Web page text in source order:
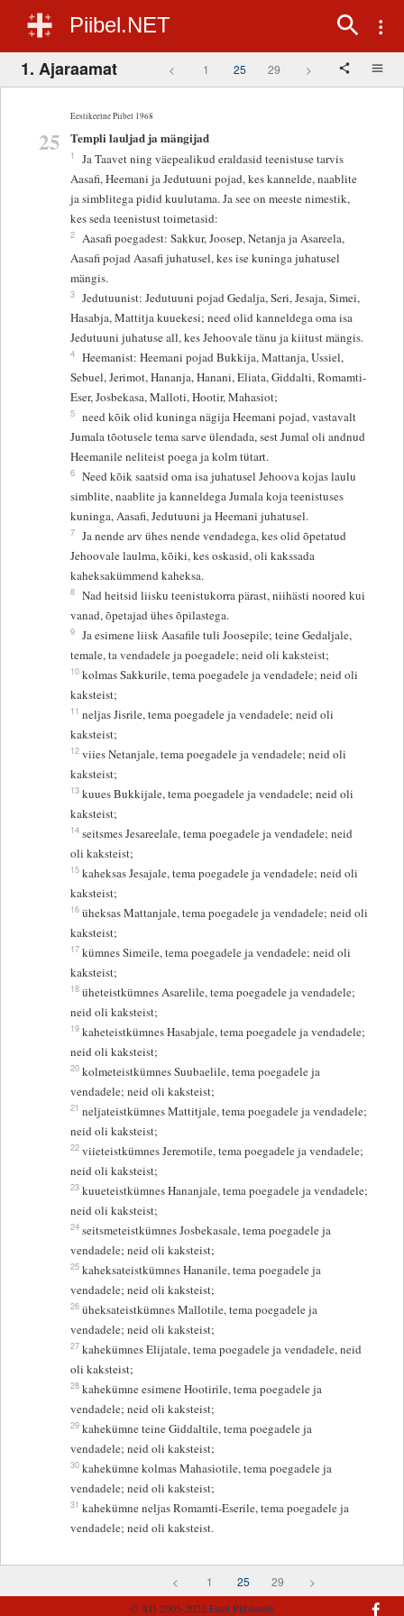
Piibel.NET
1. Ajaraamat < 1 25 29 >
Eestikeelne Piibel 1968
25 Templi lauljad ja mängijad
1
Ja Taavet ning väepealikud eraldasid teenistuse tarvis
Aasafi, Heemani ja Jedutuuni pojad, kes kannelde, naablite
ja simblitega pidid kuulutama. Ja see on meeste nimestik,
kes seda teenistust toimetasid:
2 Aasafi poegadest: Sakkur, Joosep, Netanja ja Asareela,
Aasafi pojad Aasafi juhatusel, kes ise kuninga juhatusel
mängis.
3 Jedutuunist: Jedutuuni pojad Gedalja, Seri, Jesaja, Simei,
Hasabja, Mattitja kuuekesi; need olid kanneldega oma isa
Jedutuuni juhatuse all, kes Jehoovale tänu ja kiitust mängis.
4 Heemanist: Heemani pojad Bukkija, Mattanja, Ussiel,
Sebuel, Jerimot, Hananja, Hanani, Eliata, Giddalti, Romamti-
Eser, Josbekasa, Malloti, Hootir, Mahasiot;
5 need kõik olid kuninga nägija Heemani pojad, vastavalt
Jumala tõotusele tema sarve ülendada, sest Jumal oli andnud
Heemanile neliteist poega ja kolm tütart.
6 Need kõik saatsid oma isa juhatusel Jehoova kojas laulu
simblite, naablite ja kanneldega Jumala koja teenistuses
kuninga, Aasafi, Jedutuuni ja Heemani juhatusel.
7 Ja nende arv ühes nende vendadega, kes olid õpetatud
Jehoovale laulma, kõiki, kes oskasid, oli kakssada
kaheksakümmend kaheksa.
8 Nad heitsid liisku teenistukorra pärast, niihästi noored kui
vanad, õpetajad ühes õpilastega.
9 Ja esimene liisk Aasafile tuli Joosepile; teine Gedaljale,
temale, ta vendadele ja poegadele; neid oli kaksteist;
10 kolmas Sakkurile, tema poegadele ja vendadele; neid oli
kaksteist;
11 neljas Jisrile, tema poegadele ja vendadele; neid oli
kaksteist;
12 viies Netanjale, tema poegadele ja vendadele; neid oli
kaksteist;
13 kuues Bukkijale, tema poegadele ja vendadele; neid oli
kaksteist;
14 seitsmes Jesareelale, tema poegadele ja vendadele; neid
oli kaksteist;
15 kaheksas Jesajale, tema poegadele ja vendadele; neid oli
kaksteist;
16 üheksas Mattanjale, tema poegadele ja vendadele; neid oli
kaksteist;
17 kümnes Simeile, tema poegadele ja vendadele; neid oli
kaksteist;
18 üheteistkümnes Asarelile, tema poegadele ja vendadele;
neid oli kaksteist;
19 kaheteistkümnes Hasabjale, tema poegadele ja vendadele;
neid oli kaksteist;
20 kolmeteistkümnes Suubaelile, tema poegadele ja
vendadele; neid oli kaksteist;
21 neljateistkümnes Mattitjale, tema poegadele ja vendadele;
neid oli kaksteist;
22 viieteistkümnes Jeremotile, tema poegadele ja vendadele;
neid oli kaksteist;
23 kuueteistkümnes Hananjale, tema poegadele ja vendadele;
neid oli kaksteist;
24 seitsmeteistkümnes Josbekasale, tema poegadele ja
vendadele; neid oli kaksteist;
25 kaheksateistkümnes Hananile, tema poegadele ja
vendadele; neid oli kaksteist;
26 üheksateistkümnes Mallotile, tema poegadele ja
vendadele; neid oli kaksteist;
27 kahekümnes Elijatale, tema poegadele ja vendadele, neid
oli kaksteist;
28 kahekümne esimene Hootirile, tema poegadele ja
vendadele; neid oli kaksteist;
29 kahekümne teine Giddaltile, tema poegadele ja
vendadele; neid oli kaksteist;
30 kahekümne kolmas Mahasiotile, tema poegadele ja
vendadele; neid oli kaksteist;
31 kahekümne neljas Romamti-Eserile, tema poegadele ja
vendadele; neid oli kaksteist.
< 1 25 29 >
© AD 2005-2022Eesti Piibliselts